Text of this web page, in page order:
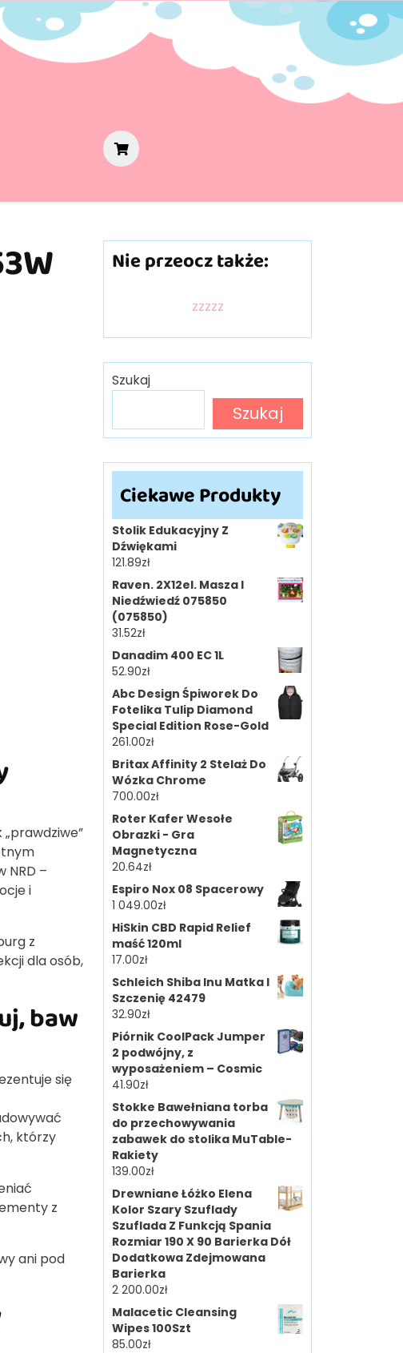
NRD –
i
z
dla osób,
baw
się
którzy
z
ani pod
Nie przeocz także:
zzzzz
Szukaj
Szukaj
Ciekawe Produkty
Stolik Edukacyjny Z
Dźwiękami
121.89zł
Raven. 2X12el. Masza I
Niedźwiedź 075850
(075850)
31.52zł
Danadim 400 EC 1L
52.90zł
Abc Design Śpiworek Do
Fotelika Tulip Diamond
Special Edition Rose-Gold
261.00zł
Britax Affinity 2 Stelaż Do
Wózka Chrome
700.00zł
Roter Kafer Wesołe
Obrazki - Gra
Magnetyczna
20.64zł
Espiro Nox 08 Spacerowy
1 049.00zł
HiSkin CBD Rapid Relief
maść 120ml
17.00zł
Schleich Shiba Inu Matka I
Szczenię 42479
32.90zł
Piórnik CoolPack Jumper
2 podwójny, z
wyposażeniem – Cosmic
41.90zł
Stokke Bawełniana torba
do przechowywania
zabawek do stolika MuTable-
Rakiety
139.00zł
Drewniane Łóżko Elena
Kolor Szary Szuflady
Szuflada Z Funkcją Spania
Rozmiar 190 X 90 Barierka Dół
Dodatkowa Zdejmowana
Barierka
2 200.00zł
Malacetic Cleansing
Wipes 100Szt
85.00zł